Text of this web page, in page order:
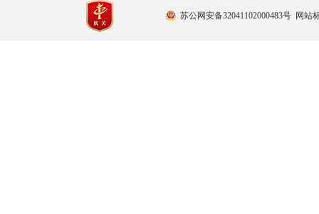
苏公网安备32041102000483号 网站